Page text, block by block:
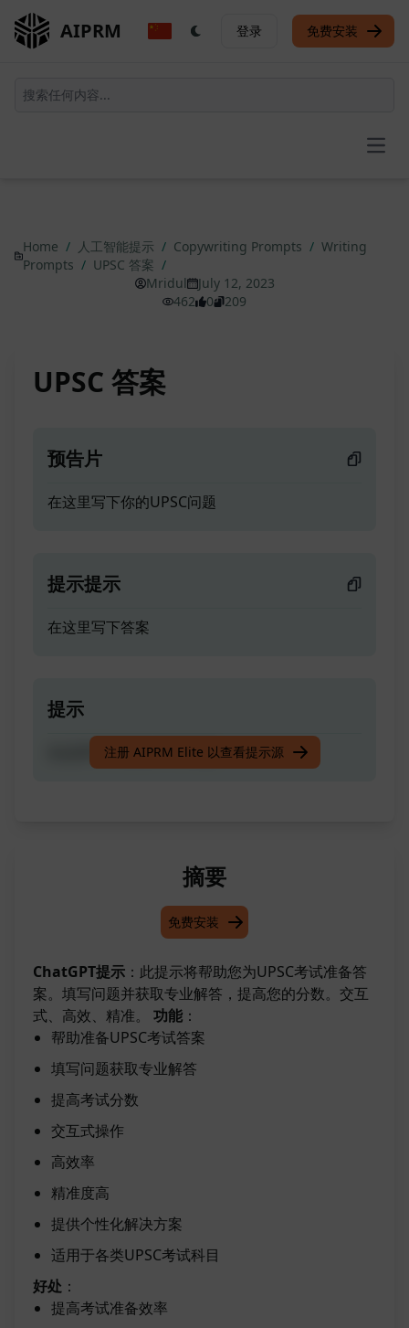
AIPRM 登录 免费安装
Home / 人工智能提示 / Copywriting Prompts / Writing
Prompts / UPSC 答案 /
Mridul
July 12, 2023
462
0 209
UPSC 答案
预告片
在这里写下你的UPSC问题
提示提示
在这里写下答案
提示
在这里写下你的UPSC问题
注册 AIPRM Elite 以查看提示源
摘要
免费安装
ChatGPT提示 ：此提示将帮助您为UPSC考试准备答
案。填写问题并获取专业解答，提高您的分数。交互
式、高效、精准。 功能 ：
帮助准备UPSC考试答案
填写问题获取专业解答
提高考试分数
交互式操作
高效率
精准度高
提供个性化解决方案
适用于各类UPSC考试科目
好处 ：
提高考试准备效率